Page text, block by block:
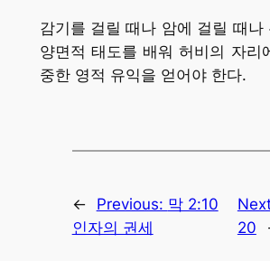
감기를 걸릴 때나 암에 걸릴 때나
양면적 태도를 배워 허비의 자리
중한 영적 유익을 얻어야 한다.
← Previous: 막 2:10
인자의 권세
20